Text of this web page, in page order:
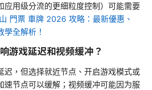
应用级分流的更细粒度控制）可能需要
門票 車牌 2026 攻略：最新優惠、
全解析！
游戏延迟和视频缓冲？
迟，但选择就近节点、开启游戏模式或
速节点可以缓解；视频缓冲可能因为服